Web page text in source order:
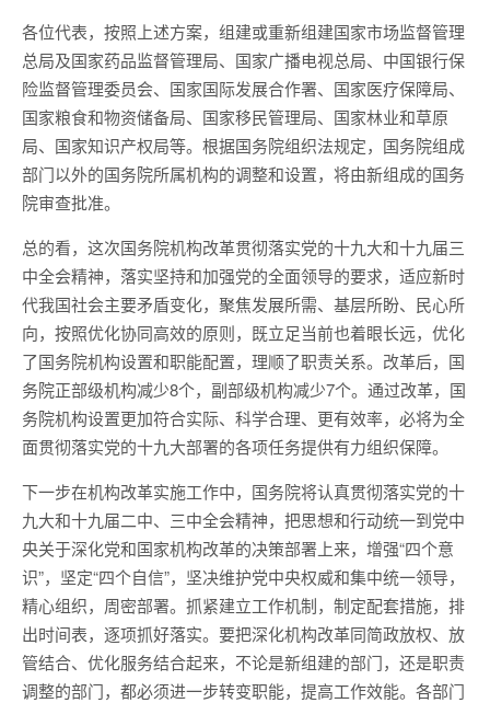
各位代表，按照上述方案，组建或重新组建国家市场监督管理
总局及国家药品监督管理局、国家广播电视总局、中国银行保
险监督管理委员会、国家国际发展合作署、国家医疗保障局、
国家粮食和物资储备局、国家移民管理局、国家林业和草原
局、国家知识产权局等。根据国务院组织法规定，国务院组成
部门以外的国务院所属机构的调整和设置，将由新组成的国务
院审查批准。
总的看，这次国务院机构改革贯彻落实党的十九大和十九届三
中全会精神，落实坚持和加强党的全面领导的要求，适应新时
代我国社会主要矛盾变化，聚焦发展所需、基层所盼、民心所
向，按照优化协同高效的原则，既立足当前也着眼长远，优化
了国务院机构设置和职能配置，理顺了职责关系。改革后，国
务院正部级机构减少8个，副部级机构减少7个。通过改革，国
务院机构设置更加符合实际、科学合理、更有效率，必将为全
面贯彻落实党的十九大部署的各项任务提供有力组织保障。
下一步在机构改革实施工作中，国务院将认真贯彻落实党的十
九大和十九届二中、三中全会精神，把思想和行动统一到党中
央关于深化党和国家机构改革的决策部署上来，增强“四个意
识”，坚定“四个自信”，坚决维护党中央权威和集中统一领导，
精心组织，周密部署。抓紧建立工作机制，制定配套措施，排
出时间表，逐项抓好落实。要把深化机构改革同简政放权、放
管结合、优化服务结合起来，不论是新组建的部门，还是职责
调整的部门，都必须进一步转变职能，提高工作效能。各部门